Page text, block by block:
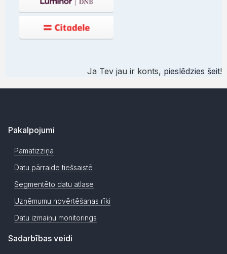
Ja Tev jau ir konts, pieslēdzies šeit!
Pakalpojumi
Pamatizziņa
Datu pārraide tiešsaistē
Segmentēto datu atlase
Uzņēmumu novērtēšanas rīki
Datu izmaiņu monitorings
Sadarbības veidi